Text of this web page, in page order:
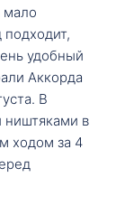
мало
удобный
Аккорда
В
ништяками в
ходом за 4